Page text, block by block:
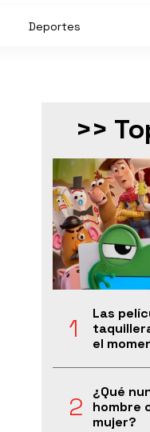
Deportes
>>
Las
el
¿Qué
hombre
mujer?